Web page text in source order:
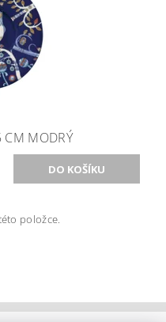
CM MODRÝ
položce.